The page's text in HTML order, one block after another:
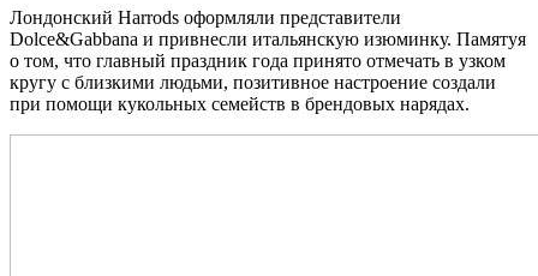
Лондонский Harrods оформляли представители
Dolce&Gabbana и привнесли итальянскую изюминку. Памятуя
о том, что главный праздник года принято отмечать в узком
кругу с близкими людьми, позитивное настроение создали
при помощи кукольных семейств в брендовых нарядах.